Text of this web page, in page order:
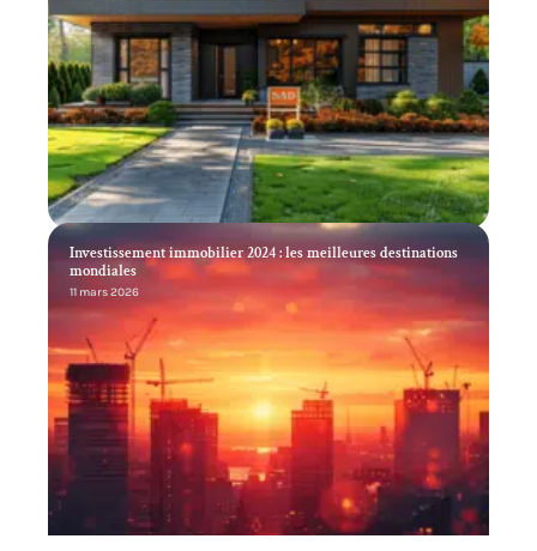
Investissement immobilier 2024 : les meilleures destinations
mondiales
11 mars 2026